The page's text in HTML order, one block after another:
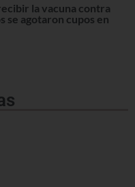
la vacuna contra
se agotaron cupos en